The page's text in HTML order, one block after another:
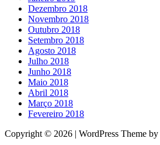
Dezembro 2018
Novembro 2018
Outubro 2018
Setembro 2018
Agosto 2018
Julho 2018
Junho 2018
Maio 2018
Abril 2018
Março 2018
Fevereiro 2018
Copyright © 2026 | WordPress Theme by